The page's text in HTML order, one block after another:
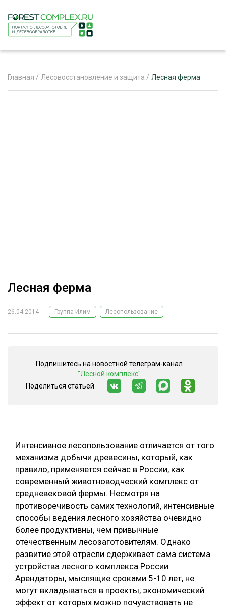
ЛЕСОВОССТАНОВЛЕНИЕ И ЗАЩИТА
ЛОГИСТИКА
КОМПЛЕКСНАЯ ПЕРЕРАБОТКА
СОРТИРОВКА ДРЕВЕСИНЫ
СУШКА ДРЕВЕСИНЫ
МЕБЕЛЬНОЕ ПРОИЗВОДСТВО
ТЕМАТИЧЕСКИЕ ПРОЕКТЫ
Главная / Лесовосстановление и защита / Лесная ферма
Лесная ферма
26.04.2014 Группа Илим Лесопользование
Интенсивное лесопользование отличается от того
механизма добычи древесины, который, как
правило, применяется сейчас в России, как
современный животноводческий комплекс от
средневековой фермы. Несмотря на
противоречивость самих технологий, интенсивные
способы ведения лесного хозяйства очевидно
более продуктивны, чем привычные
отечественным лесозаготовителям. Однако
развитие этой отрасли сдерживает сама система
устройства лесного комплекса России.
Арендаторы, мыслящие сроками 5-10 лет, не
могут вкладываться в проекты, экономический
эффект от которых можно почувствовать не
Подпишитесь на новостной телеграм-канал
"Лесной комплекс"
Поделиться статьей